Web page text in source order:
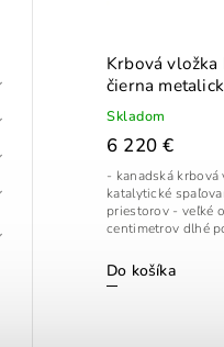
Krbová
čierna
Skladom
6 220 €
Do košíka
- kanadská
katalytické
priestorov - veľké
centimetrov dlhé